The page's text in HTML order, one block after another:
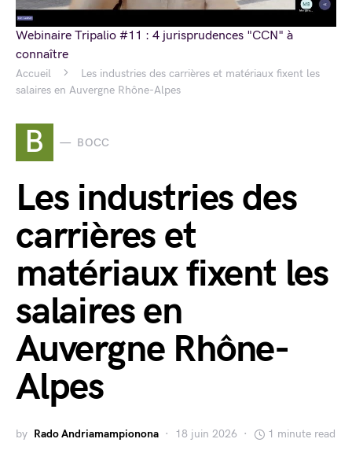
Accueil
Les industries des carrières et matériaux fixent les
salaires en Auvergne Rhône-Alpes
B BOCC
Les industries des
carrières et
matériaux fixent les
salaires en
Auvergne Rhône-
Alpes
by Rado Andriamampionona 18 juin 2026 1 minute read
Webinaire Tripalio #11 : 4 jurisprudences "CCN" à
connaître